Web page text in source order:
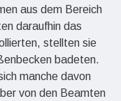
aus dem Bereich
daraufhin das
stellten sie
badeten.
manche davon
von den Beamten